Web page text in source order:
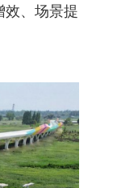
效、场景提